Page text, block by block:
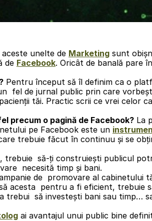
unelte de Marketing sunt
de Facebook. Oricât de banală pare
Pentru început să îl definim ca o
fel de jurnal public prin care
tăi. Practic scrii ce vrei celor
precum o pagină de Facebook? La
pe Facebook este un
trebuie făcut în continuu și se
necesită timp și bani.
acesta  pentru a fi eficient, trebuie
trebui  să investești bani sau timp…
ai avantajul unui public bine